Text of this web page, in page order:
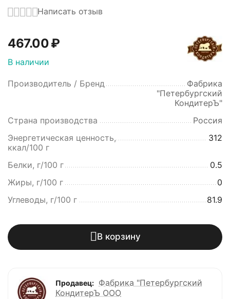
Написать отзыв
467.00₽
В наличии
Производитель / Бренд
Фабрика
"Петербургский
КондитерЪ"
Страна производства
Россия
Энергетическая ценность,
ккал/100 г
312
Белки, г/100 г
0.5
Жиры, г/100 г
0
Углеводы, г/100 г
81.9
В корзину
Продавец: Фабрика "Петербургский
КондитерЪ ООО